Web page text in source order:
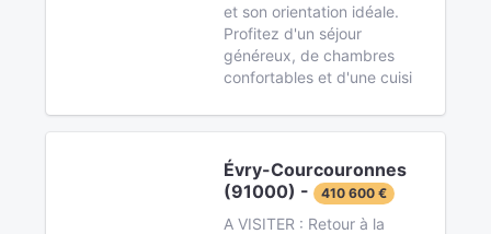
et son orientation idéale.
Profitez d'un séjour
généreux, de chambres
confortables et d'une cuisi
Évry-Courcouronnes
(91000) -
410 600 €
A VISITER : Retour à la